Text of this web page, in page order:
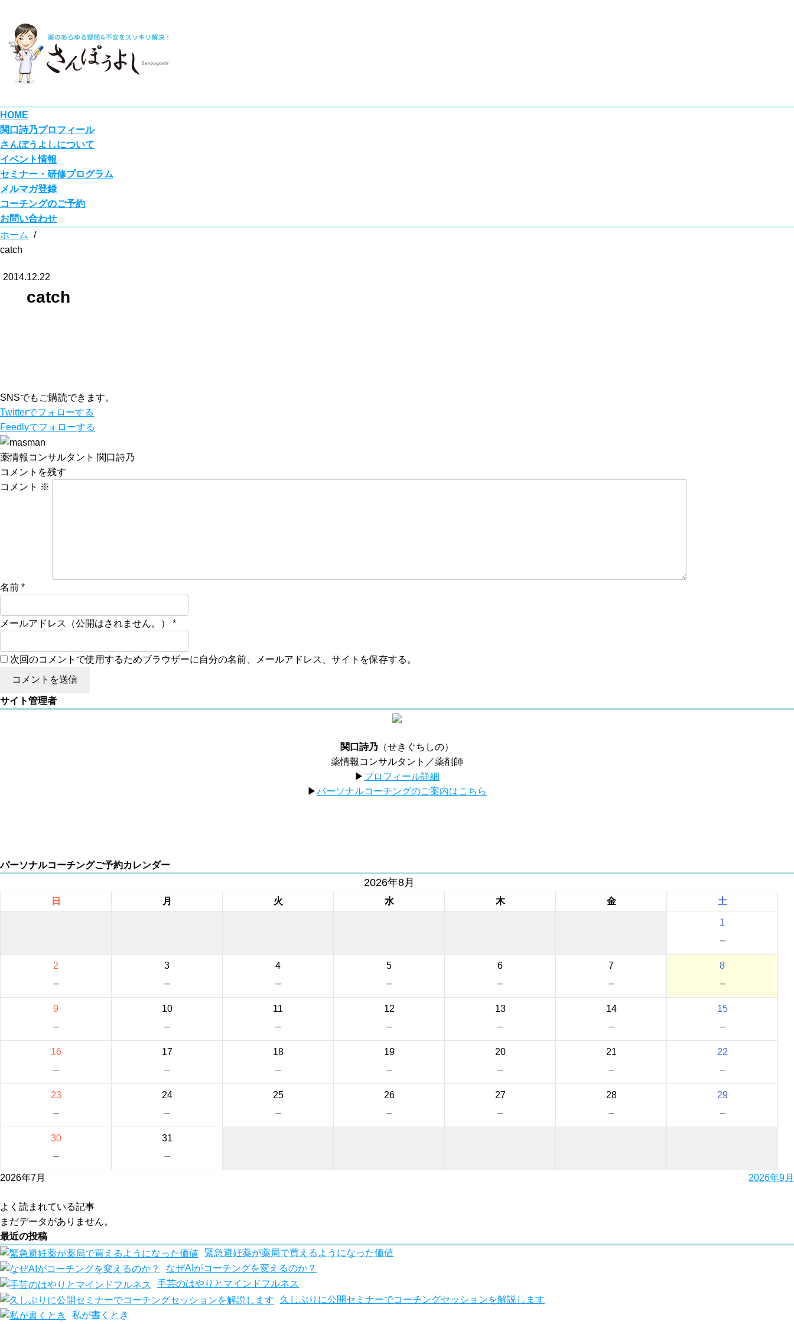
HOME
関口詩乃プロフィール
さんぽうよしについて
イベント情報
セミナー・研修プログラム
メルマガ登録
コーチングのご予約
お問い合わせ
ホーム
/
catch
2014.12.22
catch
SNSでもご購読できます。
Twitterでフォローする
Feedlyでフォローする
薬情報コンサルタント 関口詩乃
コメントを残す
コメント ※
名前 *
メールアドレス（公開はされません。） *
次回のコメントで使用するためブラウザーに自分の名前、メールアドレス、サイトを保存する。
サイト管理者
関口詩乃 （せきぐちしの）
薬情報コンサルタント／薬剤師
▶︎ プロフィール詳細
▶︎パーソナルコーチングのご案内はこちら
パーソナルコーチングご予約カレンダー
2026年8月
日 月 火 水 木 金 土
1
－
2
－
3
－
4
－
5
－
6
－
7
－
8
－
9
－
10
－
11
－
12
－
13
－
14
－
15
－
16
－
17
－
18
－
19
－
20
－
21
－
22
－
23
－
24
－
25
－
26
－
27
－
28
－
29
－
30
－
31
－
2026年7月 2026年9月
よく読まれている記事
まだデータがありません。
最近の投稿
緊急避妊薬が薬局で買えるようになった価値
なぜAIがコーチングを変えるのか？
手芸のはやりとマインドフルネス
久しぶりに公開セミナーでコーチングセッションを解説します
私が書くとき